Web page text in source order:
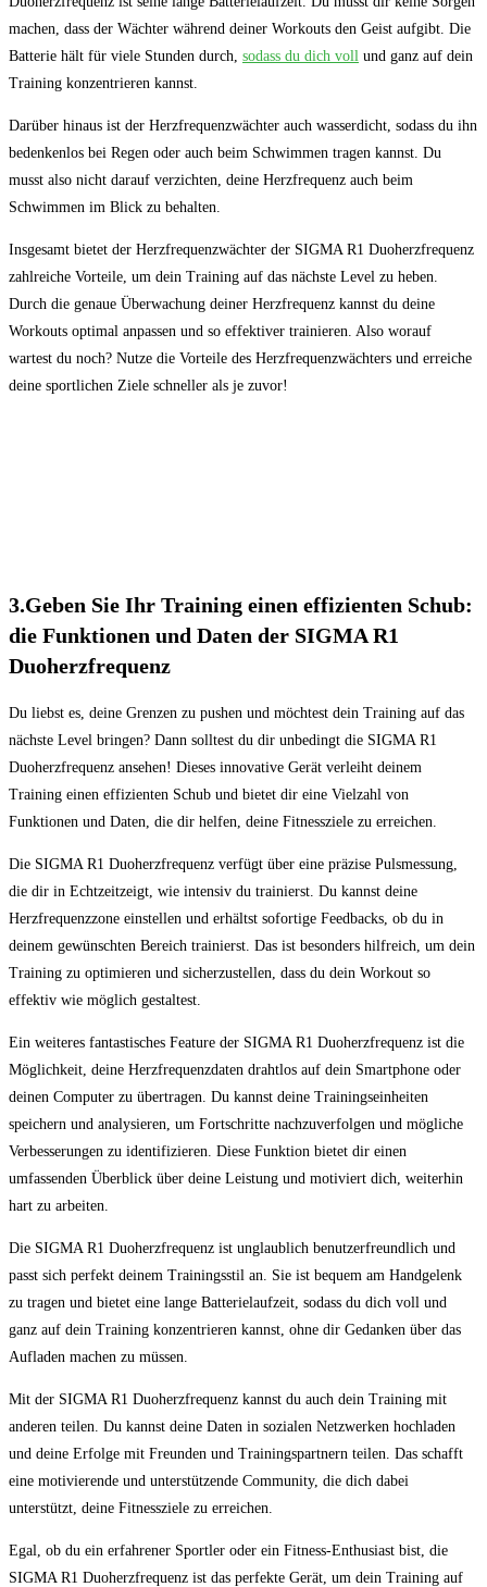
machen, dass der Wächter während deiner Workouts den Geist aufgibt. Die
Batterie hält für viele Stunden durch, sodass du dich voll und ganz auf dein
Training konzentrieren kannst.
Darüber hinaus ist der Herzfrequenzwächter auch wasserdicht, sodass du ihn
bedenkenlos bei Regen oder auch beim Schwimmen tragen kannst. Du
musst also nicht darauf verzichten, deine Herzfrequenz auch beim
Schwimmen im Blick zu behalten.
Insgesamt bietet der Herzfrequenzwächter der SIGMA R1 Duoherzfrequenz
zahlreiche Vorteile, um dein Training auf das nächste Level zu heben.
Durch die genaue Überwachung deiner Herzfrequenz kannst du deine
Workouts optimal anpassen und so effektiver trainieren. Also worauf
wartest du noch? Nutze die Vorteile des Herzfrequenzwächters und erreiche
deine sportlichen Ziele schneller als je zuvor!
3.Geben Sie Ihr Training einen effizienten Schub:
die Funktionen und Daten der SIGMA R1
Duoherzfrequenz
Du liebst es, deine Grenzen zu pushen und möchtest dein Training auf das
nächste Level bringen? Dann solltest du dir unbedingt die SIGMA R1
Duoherzfrequenz ansehen! Dieses innovative Gerät verleiht deinem
Training einen effizienten Schub und bietet dir eine Vielzahl von
Funktionen und Daten, die dir helfen, deine Fitnessziele zu erreichen.
Die SIGMA R1 Duoherzfrequenz verfügt über eine präzise Pulsmessung,
die dir in Echtzeitzeigt, wie intensiv du trainierst. Du kannst deine
Herzfrequenzzone einstellen und erhältst sofortige Feedbacks, ob du in
deinem gewünschten Bereich trainierst. Das ist besonders hilfreich, um dein
Training zu optimieren und sicherzustellen, dass du dein Workout so
effektiv wie möglich gestaltest.
Ein weiteres fantastisches Feature der SIGMA R1 Duoherzfrequenz ist die
Möglichkeit, deine Herzfrequenzdaten drahtlos auf dein Smartphone oder
deinen Computer zu übertragen. Du kannst deine Trainingseinheiten
speichern und analysieren, um Fortschritte nachzuverfolgen und mögliche
Verbesserungen zu identifizieren. Diese Funktion bietet dir einen
umfassenden Überblick über deine Leistung und motiviert dich, weiterhin
hart zu arbeiten.
Die SIGMA R1 Duoherzfrequenz ist unglaublich benutzerfreundlich und
passt sich perfekt deinem Trainingsstil an. Sie ist bequem am Handgelenk
zu tragen und bietet eine lange Batterielaufzeit, sodass du dich voll und
ganz auf dein Training konzentrieren kannst, ohne dir Gedanken über das
Aufladen machen zu müssen.
Mit der SIGMA R1 Duoherzfrequenz kannst du auch dein Training mit
anderen teilen. Du kannst deine Daten in sozialen Netzwerken hochladen
und deine Erfolge mit Freunden und Trainingspartnern teilen. Das schafft
eine motivierende und unterstützende Community, die dich dabei
unterstützt, deine Fitnessziele zu erreichen.
Egal, ob du ein erfahrener Sportler oder ein Fitness-Enthusiast bist, die
SIGMA R1 Duoherzfrequenz ist das perfekte Gerät, um dein Training auf